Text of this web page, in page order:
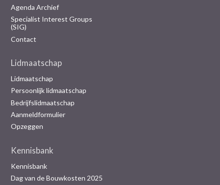
Agenda Archief
Specialist Interest Groups
(SIG)
Contact
Lidmaatschap
Lidmaatschap
Persoonlijk lidmaatschap
Bedrijfslidmaatschap
Aanmeldformulier
Opzeggen
Kennisbank
Kennisbank
Dag van de Bouwkosten 2025